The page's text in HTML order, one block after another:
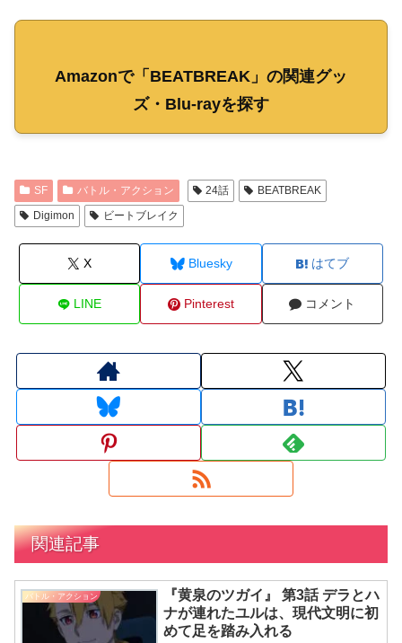
Amazonで「BEATBREAK」の関連グッ
ズ・Blu-rayを探す
SF バトル・アクション 24話
BEATBREAK
Digimon
ビートブレイク
X Bluesky はてブ
LINE Pinterest コメント
関連記事
バトル・アクション
『黄泉のツガイ』 第3話 デラとハ
ナが連れたユルは、現代文明に初
めて足を踏み入れる